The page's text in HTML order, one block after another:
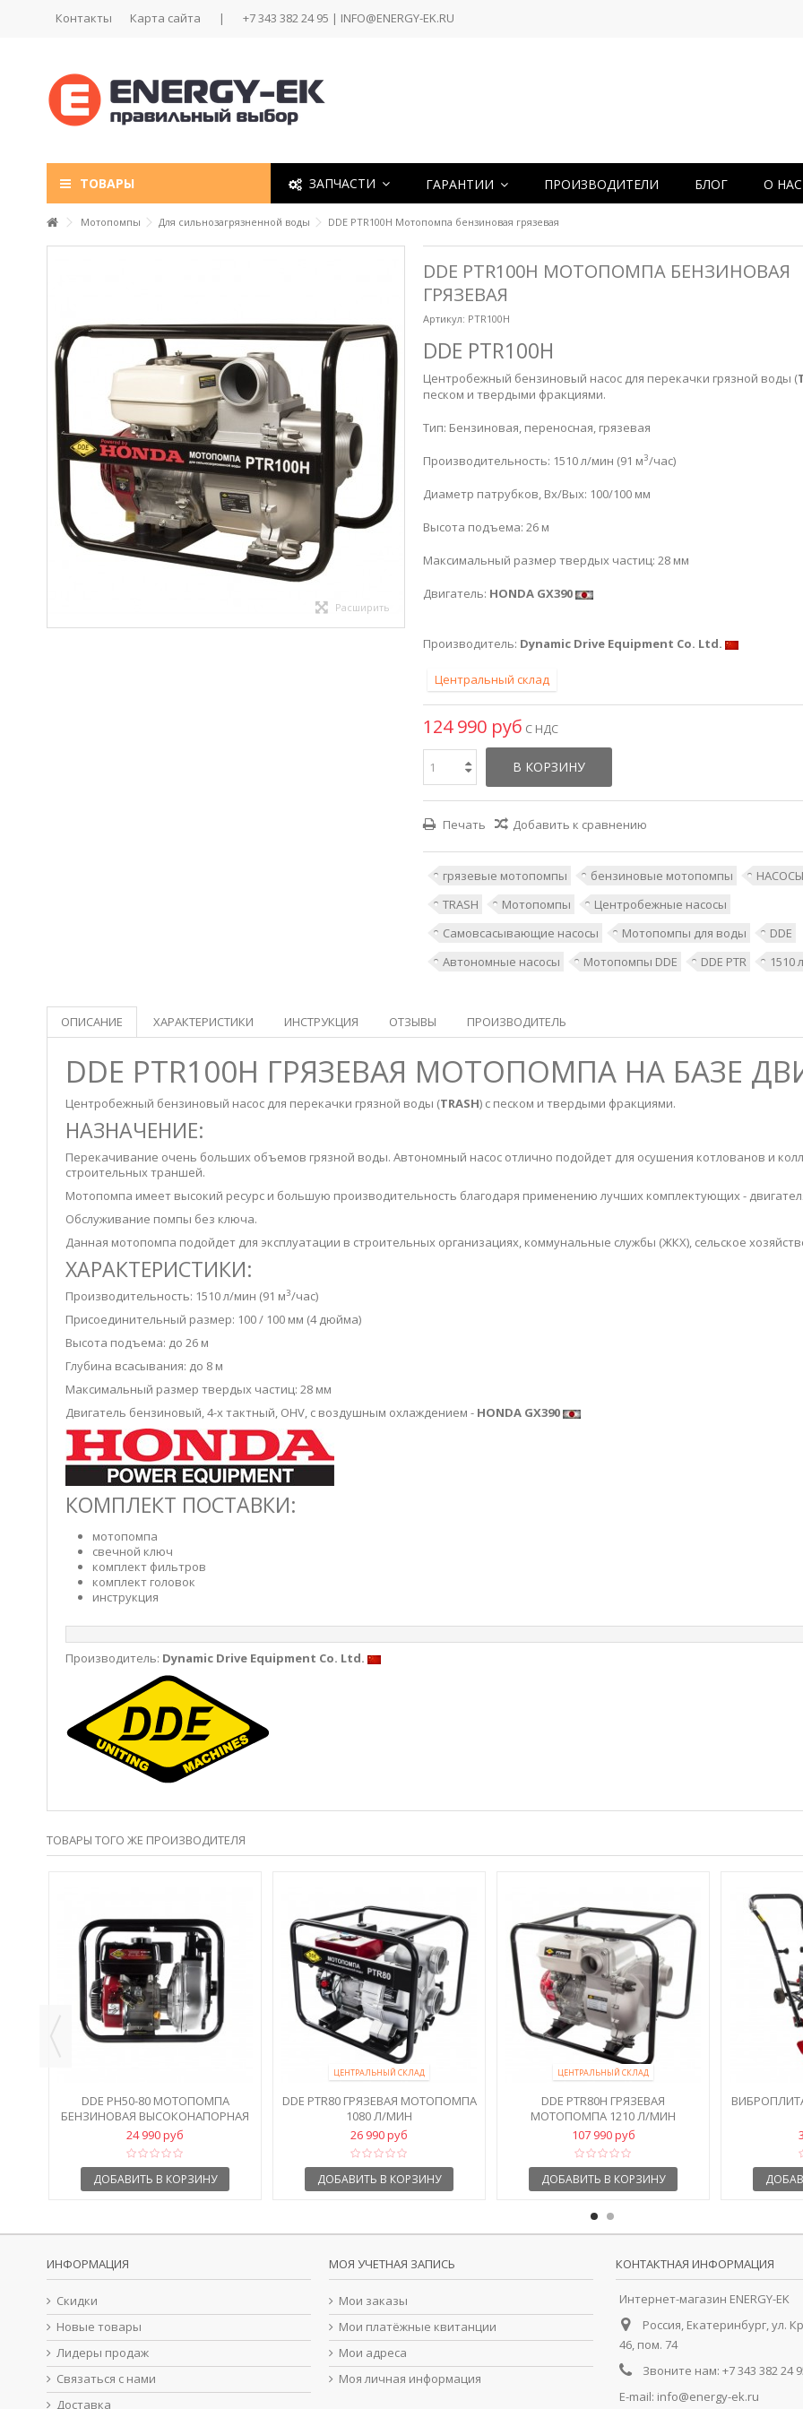
Контакты Карта сайта | +7 343 382 24 95 | INFO@ENERGY-EK.RU
ТОВАРЫ ЗАПЧАСТИ ГАРАНТИИ ПРОИЗВОДИТЕЛИ БЛОГ О
Мотопомпы Для сильнозагрязненной воды DDE PTR100H Мотопомпа бензиновая грязевая
Расширить
DDE PTR100H МОТОПОМПА БЕНЗИНОВАЯ
ГРЯЗЕВАЯ
Артикул: PTR100H
DDE PTR100H
Центробежный бензиновый насос для перекачки грязной воды (
песком и твердыми фракциями.
Тип: Бензиновая, переносная, грязевая
Производительность: 1510 л/мин (91 м3/час)
Диаметр патрубков, Вх/Вых: 100/100 мм
Высота подъема: 26 м
Максимальный размер твердых частиц: 28 мм
Двигатель: HONDA GX390
Производитель: Dynamic Drive Equipment Co. Ltd.
Центральный склад
124 990 руб С НДС
В КОРЗИНУ
Печать Добавить к сравнению
грязевые мотопомпы бензиновые мотопомпы
НАСОСЫ
TRASH
Мотопомпы
Центробежные насосы
Самовсасывающие насосы
Мотопомпы для воды
DDE
Автономные насосы
Мотопомпы DDE DDE PTR 1510
ОПИСАНИЕ ХАРАКТЕРИСТИКИ ИНСТРУКЦИЯ ОТЗЫВЫ ПРОИЗВОДИТЕЛЬ
DDE PTR100H ГРЯЗЕВАЯ МОТОПОМПА НА БАЗЕ
Центробежный бензиновый насос для перекачки грязной воды (TRASH) с песком и твердыми фракциями.
НАЗНАЧЕНИЕ:
Перекачивание очень больших объемов грязной воды. Автономный насос отлично подойдет для осушения котлованов и
строительных траншей.
Мотопомпа имеет высокий ресурс и большую производительность благодаря применению лучших комплектующих -
Обслуживание помпы без ключа.
Данная мотопомпа подойдет для эксплуатации в строительных организациях, коммунальные службы (ЖКХ), сельское
ХАРАКТЕРИСТИКИ:
Производительность: 1510 л/мин (91 м3/час)
Присоединительный размер: 100 / 100 мм (4 дюйма)
Высота подъема: до 26 м
Глубина всасывания: до 8 м
Максимальный размер твердых частиц: 28 мм
Двигатель бензиновый, 4-х тактный, OHV, с воздушным охлаждением - HONDA GX390
КОМПЛЕКТ ПОСТАВКИ:
мотопомпа
свечной ключ
комплект фильтров
комплект головок
инструкция
Производитель: Dynamic Drive Equipment Co. Ltd.
ТОВАРЫ ТОГО ЖЕ ПРОИЗВОДИТЕЛЯ
DDE PH50-80 МОТОПОМПА
БЕНЗИНОВАЯ ВЫСОКОНАПОРНАЯ
24 990 руб
ДОБАВИТЬ В КОРЗИНУ
ЦЕНТРАЛЬНЫЙ СКЛАД
DDE PTR80 ГРЯЗЕВАЯ МОТОПОМПА
1080 Л/МИН
26 990 руб
ДОБАВИТЬ В КОРЗИНУ
ЦЕНТРАЛЬНЫЙ СКЛАД
DDE PTR80H ГРЯЗЕВАЯ
МОТОПОМПА 1210 Л/МИН
107 990 руб
ДОБАВИТЬ В КОРЗИНУ
ИНФОРМАЦИЯ
Скидки
Новые товары
Лидеры продаж
Связаться с нами
Доставка
МОЯ УЧЕТНАЯ ЗАПИСЬ
Мои заказы
Мои платёжные квитанции
Мои адреса
Моя личная информация
КОНТАКТНАЯ ИНФОРМАЦИЯ
Интернет-магазин ENERGY-EK
Россия, Екатеринбург, ул.
46, пом. 74
Звоните нам: +7 343 382 24
E-mail: info@energy-ek.ru